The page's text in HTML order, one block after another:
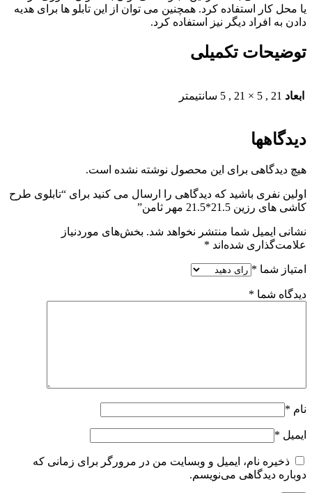
یا محل کار استفاده کرد. همچنین می توان از این تابلو ها برای هدیه
دادن به افراد دیگر نیز استفاده کرد.
توضیحات تکمیلی
ابعاد 21
,
5 × 21
, 5 سانتیمتر
دیدگاهها
هیچ دیدگاهی برای این محصول نوشته نشده است.
اولین نفری باشید که دیدگاهی را ارسال می کنید برای “تابلوی طرح
کاشی های رزین 21.5*21.5 مهر ثامن”
نشانی ایمیل شما منتشر نخواهد شد. بخش‌های موردنیاز
علامت‌گذاری شده‌اند *
امتیاز شما *
دیدگاه شما *
نام *
ایمیل *
ذخیره نام، ایمیل و وبسایت من در مرورگر برای زمانی که
دوباره دیدگاهی می‌نویسم.